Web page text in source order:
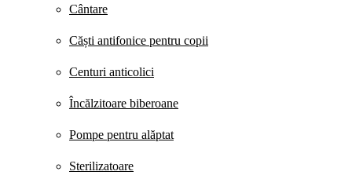
Cântare
Căști antifonice pentru copii
Centuri anticolici
Încălzitoare biberoane
Pompe pentru alăptat
Sterilizatoare